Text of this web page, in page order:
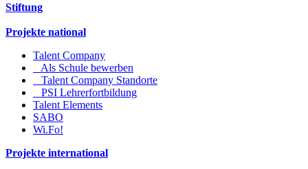
Stiftung
Projekte national
Talent Company
Als Schule bewerben
Talent Company Standorte
PSI Lehrerfortbildung
Talent Elements
SABO
Wi.Fo!
Projekte international